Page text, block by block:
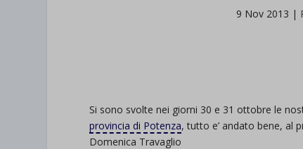
9 Nov 2013 |
Si sono svolte nei giorni 30 e 31 ottobre le
provincia di Potenza, tutto e’ andato bene, al
Domenica Travaglio